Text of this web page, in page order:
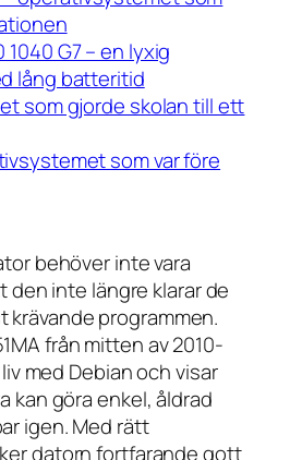
1040 G7 – en lyxig
lång batteritid
som gjorde skolan till ett
som var före
behöver inte vara
den inte längre klarar de
programmen.
från mitten av 2010-
med Debian och visar
kan göra enkel, åldrad
igen. Med rätt
datorn fortfarande gott